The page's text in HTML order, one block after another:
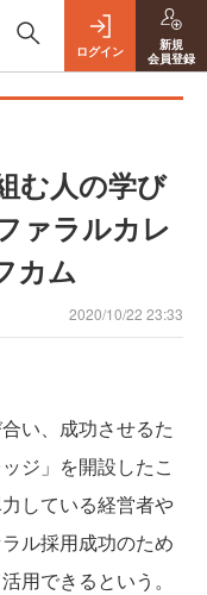
ログイン
新規
会員登録
む人の学び
ァラルカレ
カム
2020/10/22 23:33
い、成功させるた
ジ」を開設したこ
している経営者や
ル採用成功のため
用できるという。